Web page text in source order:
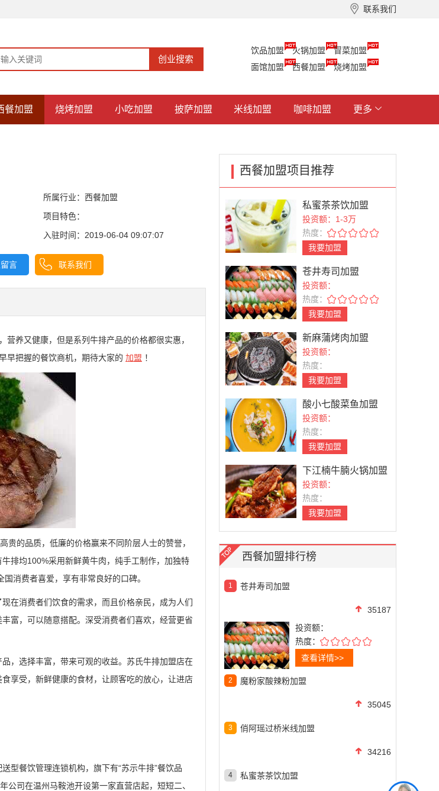
联系我们
饮品加盟 火锅加盟
冒菜加盟
面馆加盟
西餐加盟 烧烤加盟
餐加盟 烧烤加盟 小吃加盟 披萨加盟 米线加盟 咖啡加盟 更多
所属行业： 西餐加盟
项目特色：
入驻时间：2019-06-04 09:07:07
言 联系我们
养又健康，但是系列牛排产品的价格都很实惠，
早把握的餐饮商机，期待大家的 加盟 ！
贵的品质，低廉的价格赢来不同阶层人士的赞誉，
排均100%采用新鲜黄牛肉，纯手工制作，加独特
消费者喜爱，享有非常良好的口碑。
在消费者们饮食的需求，而且价格亲民，成为人们
富，可以随意搭配。深受消费者们喜欢，经营更省
，选择丰富，带来可观的收益。苏氏牛排加盟店在
享受，新鲜健康的食材，让顾客吃的放心，让进店
型餐饮管理连锁机构，旗下有“苏示牛排”餐饮品
公司在温州马鞍池开设第一家直营店起，短短二、
西餐加盟项目推荐
私蜜茶茶饮加盟
投资额：1-3万
热度：
我要加盟
苍井寿司加盟
投资额：
热度：
我要加盟
新麻蒲烤肉加盟
投资额：
热度：
我要加盟
酸小七酸菜鱼加盟
投资额：
热度：
我要加盟
下江楠牛腩火锅加盟
投资额：
热度：
我要加盟
西餐加盟排行榜
1 苍井寿司加盟
35187
投资额：
热度：
查看详情>>
2 魔粉家酸辣粉加盟
35045
3 俏阿瑶过桥米线加盟
34216
4 私蜜茶茶饮加盟